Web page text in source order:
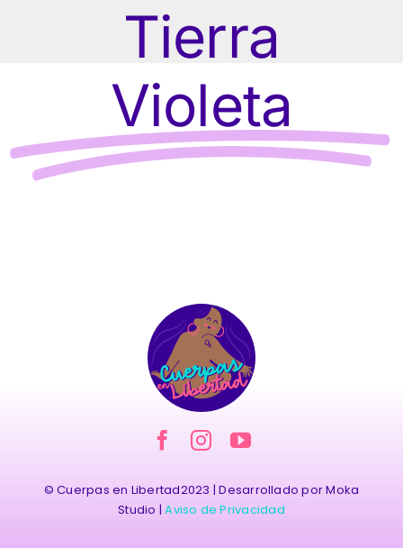
Tierra
Violeta
© Cuerpas en Libertad2023 | Desarrollado por Moka
Studio |Aviso de Privacidad